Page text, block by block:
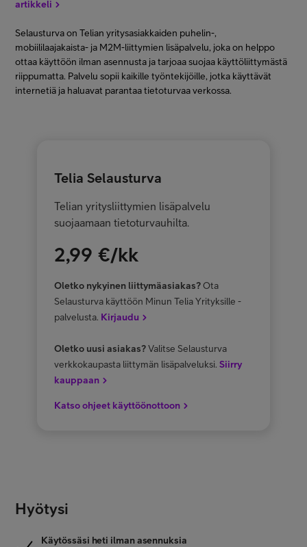
artikkeli
Selausturva on Telian yritysasiakkaiden puhelin-,
mobiililaajakaista- ja M2M-liittymien lisäpalvelu, joka on helppo
ottaa käyttöön ilman asennusta ja tarjoaa suojaa käyttöliittymästä
riippumatta. Palvelu sopii kaikille työntekijöille, jotka käyttävät
internetiä ja haluavat parantaa tietoturvaa verkossa.
Telia Selausturva
Telian yritysliittymien lisäpalvelu
suojaamaan tietoturvauhilta.
2,99 €/kk
Oletko nykyinen liittymäasiakas?Ota
Selausturva käyttöön Minun Telia Yrityksille -
palvelusta. Kirjaudu
Oletko uusi asiakas?Valitse Selausturva
verkkokaupasta liittymän lisäpalveluksi.Siirry
kauppaan
Katso ohjeet käyttöönottoon
Hyötysi
Käytössäsi heti ilman asennuksia